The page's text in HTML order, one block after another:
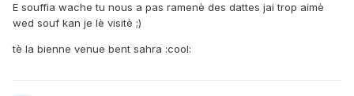
E souffia wache tu nous a pas ramenè des dattes jai trop aimè
wed souf kan je lè visitè ;)
tè la bienne venue bent sahra :cool: